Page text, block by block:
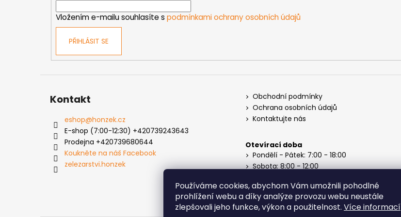
Používáme cookies, abychom Vám umožnili pohodlné
prohlížení webu a díky analýze provozu webu neustále
zlepšovali jeho funkce, výkon a použitelnost. Více informací
Vložením e-mailu souhlasíte s podmínkami ochrany osobních údajů
PŘIHLÁSIT SE
Kontakt
eshop@honzek.cz
E-shop (7:00-12:30) +420739243643
Prodejna +420739680644
Koukněte na náš Facebook
zelezarstvi.honzek
Obchodní podmínky
Ochrana osobních údajů
Kontaktujte nás
Otevírací doba
Pondělí - Pátek: 7:00 - 18:00
Sobota: 8:00 - 12:00